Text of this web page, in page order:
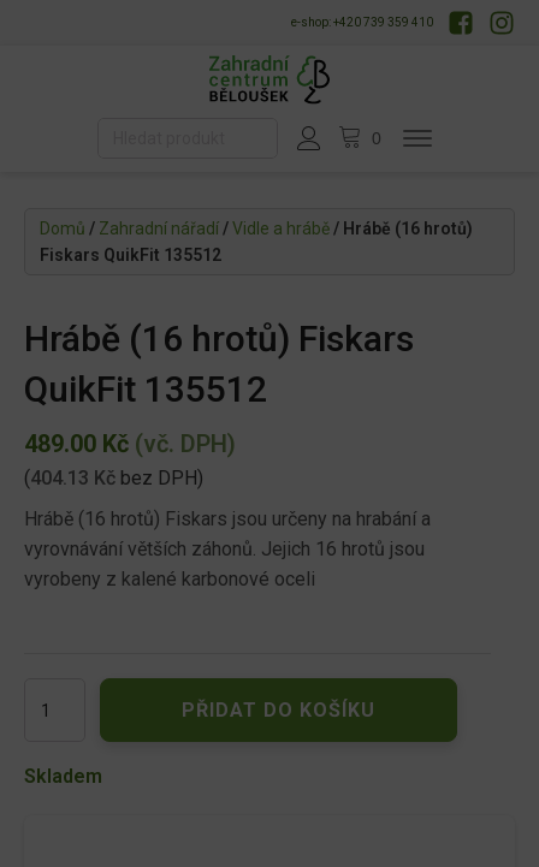
e-shop: +420 739 359 410
Domů / Zahradní nářadí/Vidle a hrábě/ Hrábě (16 hrotů)
Fiskars QuikFit 135512
Hrábě (16 hrotů) Fiskars
QuikFit 135512
489.00 Kč (vč. DPH)
(404.13 Kč bez DPH)
Hrábě (16 hrotů) Fiskars jsou určeny na hrabání a
vyrovnávání větších záhonů. Jejich 16 hrotů jsou
vyrobeny z kalené karbonové oceli
Fiskars
PŘIDAT DO KOŠÍKU
Skladem